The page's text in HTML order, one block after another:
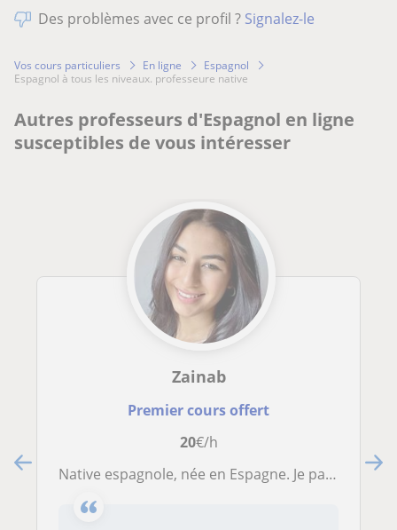
Des problèmes avec ce profil ? Signalez-le
Vos cours particuliers En ligne
Espagnol
espagnol à tous les niveaux. professeure native
Autres professeurs d'Espagnol en ligne
susceptibles de vous intéresser
Zainab
Premier cours offert
20€/h
Native espagnole, née en Espagne. Je parle aussi français. Étudiante en médecine